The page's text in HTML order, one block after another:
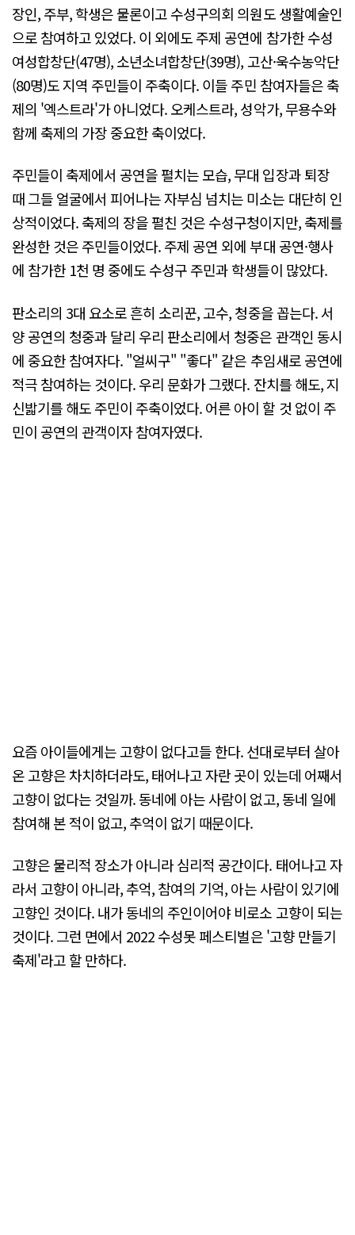
장인, 주부, 학생은 물론이고 수성구의회 의원도 생활예술인
으로 참여하고 있었다. 이 외에도 주제 공연에 참가한 수성
여성합창단(47명), 소년소녀합창단(39명), 고산·욱수농악단
(80명)도 지역 주민들이 주축이다. 이들 주민 참여자들은 축
제의 '엑스트라'가 아니었다. 오케스트라, 성악가, 무용수와
함께 축제의 가장 중요한 축이었다.
주민들이 축제에서 공연을 펼치는 모습, 무대 입장과 퇴장
때 그들 얼굴에서 피어나는 자부심 넘치는 미소는 대단히 인
상적이었다. 축제의 장을 펼친 것은 수성구청이지만, 축제를
완성한 것은 주민들이었다. 주제 공연 외에 부대 공연·행사
에 참가한 1천 명 중에도 수성구 주민과 학생들이 많았다.
판소리의 3대 요소로 흔히 소리꾼, 고수, 청중을 꼽는다. 서
양 공연의 청중과 달리 우리 판소리에서 청중은 관객인 동시
에 중요한 참여자다. "얼씨구" "좋다" 같은 추임새로 공연에
적극 참여하는 것이다. 우리 문화가 그랬다. 잔치를 해도, 지
신밟기를 해도 주민이 주축이었다. 어른 아이 할 것 없이 주
민이 공연의 관객이자 참여자였다.
요즘 아이들에게는 고향이 없다고들 한다. 선대로부터 살아
온 고향은 차치하더라도, 태어나고 자란 곳이 있는데 어째서
고향이 없다는 것일까. 동네에 아는 사람이 없고, 동네 일에
참여해 본 적이 없고, 추억이 없기 때문이다.
고향은 물리적 장소가 아니라 심리적 공간이다. 태어나고 자
라서 고향이 아니라, 추억, 참여의 기억, 아는 사람이 있기에
고향인 것이다. 내가 동네의 주인이어야 비로소 고향이 되는
것이다. 그런 면에서 2022 수성못 페스티벌은 '고향 만들기
축제'라고 할 만하다.